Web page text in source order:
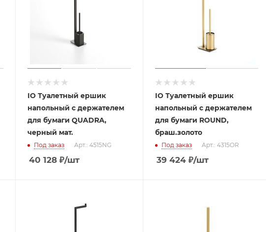
IO Туалетный ершик
напольный с держателем
для бумаги QUADRA,
черный мат.
Под заказ Арт.: 4515NG
40 128₽/шт
IO Туалетный ершик
напольный с держателем
для бумаги ROUND,
браш.золото
Под заказ Арт.: 4315OR
39 424₽/шт